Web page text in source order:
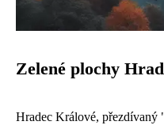
Zelené plochy
Hradec Králové, přezdívaný